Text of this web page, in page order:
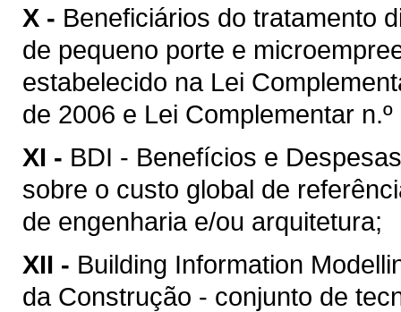
X - Beneficiários do tratamento
de pequeno porte e
estabelecido na Lei
de 2006 e Lei Complementar
XI - BDI - Benefícios e
sobre o custo global de
de engenharia e/ou arquitetura;
XII - Building Information
da Construção - conjunto de